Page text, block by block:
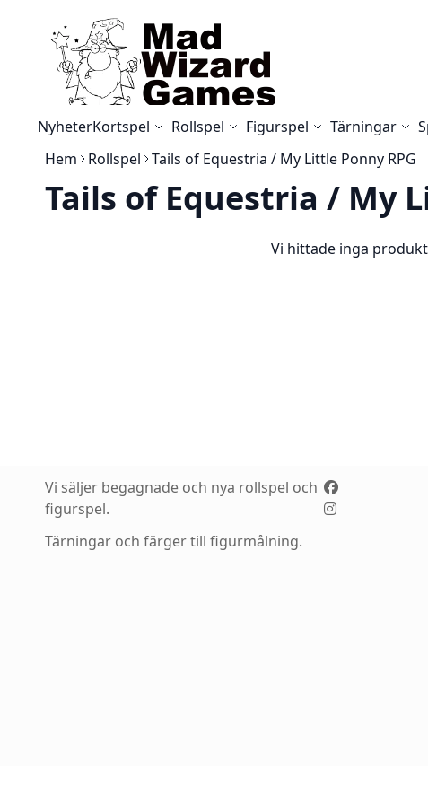
Skip to Content
NyheterKortspel Rollspel Figurspel Tärningar
Hem
Rollspel Tails of Equestria / My Little Ponny RPG
Tails of Equestria / My
Vi hittade inga
Vi säljer begagnade och nya rollspel och
figurspel.
Tärningar och färger till figurmålning.